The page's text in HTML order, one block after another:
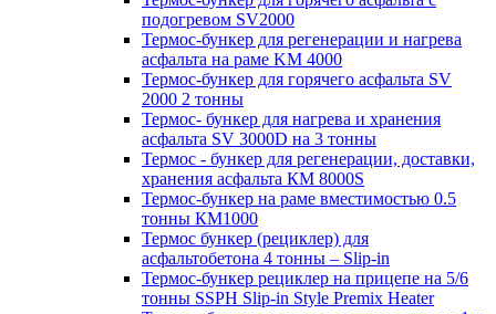
подогревом SV2000
Термос-бункер для регенерации и нагрева
асфальта на раме KM 4000
Термос-бункер для горячего асфальта SV
2000 2 тонны
Термос- бункер для нагрева и хранения
асфальта SV 3000D на 3 тонны
Термос - бункер для регенерации, доставки,
хранения асфальта КМ 8000S
Термос-бункер на раме вместимостью 0.5
тонны КМ1000
Термос бункер (рециклер) для
асфальтобетона 4 тонны – Slip-in
Термос-бункер рециклер на прицепе на 5/6
тонны SSPH Slip-in Style Premix Heater